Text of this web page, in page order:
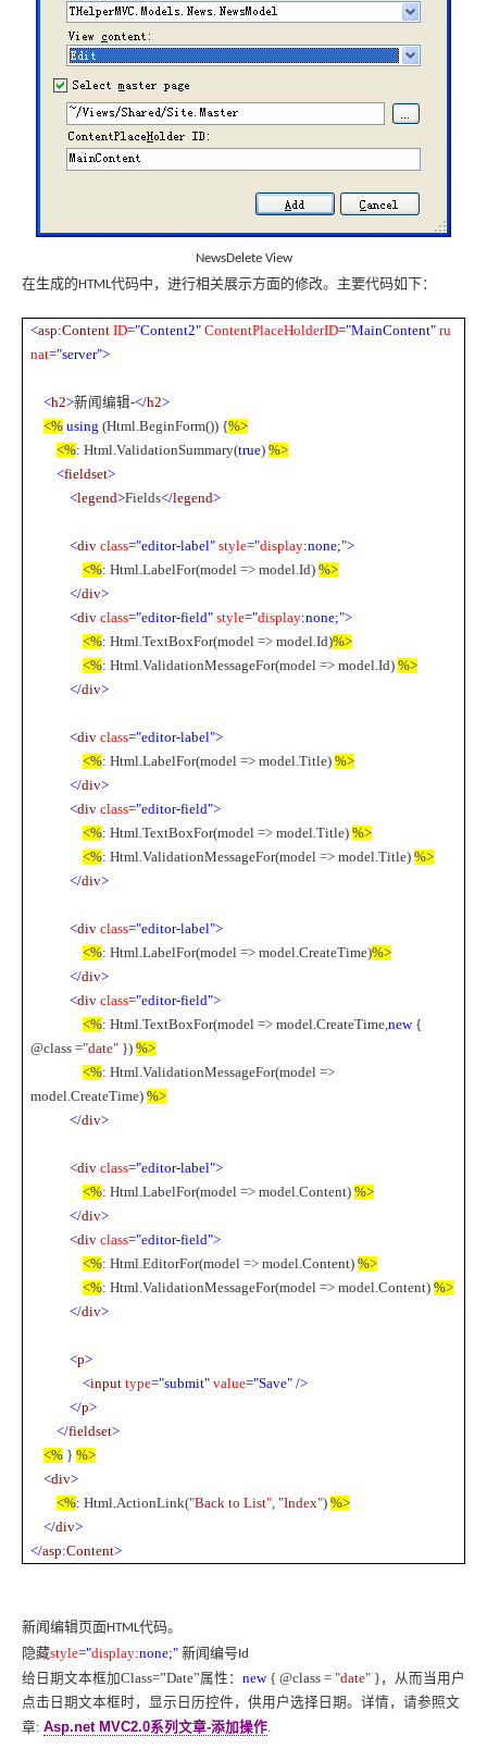
NewsDelete View
在生成的 HTML代码中，进行相关展示方面的修改。主要代码如下：
<asp:Content ID="Content2" ContentPlaceHolderID="MainContent" ru
nat="server">
<h2>新闻编辑-</h2>
<% using (Html.BeginForm()) {%>
<%: Html.ValidationSummary(true)%>
<fieldset>
<legend>Fields</legend>
<div class="editor-label" style="display:none;">
<%: Html.LabelFor(model => model.Id)%>
</div>
<div class="editor-field" style="display:none;">
<%: Html.TextBoxFor(model => model.Id)%>
<%: Html.ValidationMessageFor(model => model.Id)%>
</div>
<div class="editor-label">
<%: Html.LabelFor(model => model.Title)%>
</div>
<div class="editor-field">
<%: Html.TextBoxFor(model => model.Title)%>
<%: Html.ValidationMessageFor(model => model.Title)%>
</div>
<div class="editor-label">
<%: Html.LabelFor(model => model.CreateTime)%>
</div>
<div class="editor-field">
<%: Html.TextBoxFor(model => model.CreateTime,new{
@class ="date" })%>
<%: Html.ValidationMessageFor(model =>
model.CreateTime)%>
</div>
<div class="editor-label">
<%: Html.LabelFor(model => model.Content)%>
</div>
<div class="editor-field">
<%: Html.EditorFor(model => model.Content)%>
<%: Html.ValidationMessageFor(model => model.Content)%>
</div>
<p>
<input type="submit" value="Save" />
</p>
</fieldset>
<% }%>
<div>
<%: Html.ActionLink("Back to List","Index")%>
</div>
</asp:Content>
新闻编辑页面HTML代码。
隐藏style="display:none;" 新闻编号 Id
给日期文本框加Class=”Date”属性： new{ @class = "date" } ，从而当用户
点击日期文本框时，显示日历控件，供用户选择日期。详情，请参照文
章: Asp.net MVC2.0系列文章-添加操作.